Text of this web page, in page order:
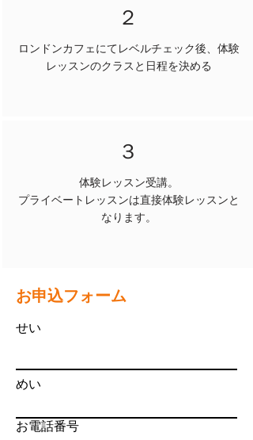
２
ロンドンカフェにてレベルチェック後、体験
レッスンのクラスと日程を決める
３
体験レッスン受講。
​プライベートレッスンは直接体験レッスンと
なります。
​お申込フォーム
せい
めい
お電話番号